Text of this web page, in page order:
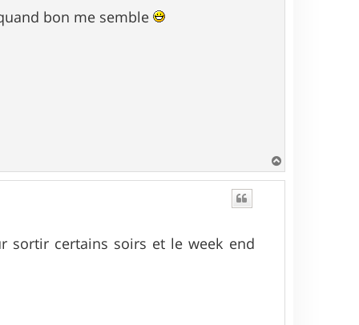
bon me semble
a
sortir certains soirs et le week end